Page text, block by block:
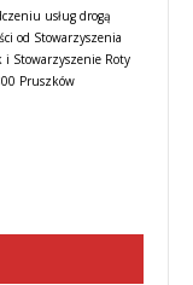
usług drogą
od Stowarzyszenia
i Stowarzyszenie Roty
Pruszków